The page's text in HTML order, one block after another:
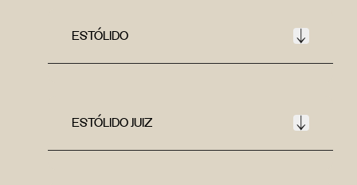
ESTÓLIDO
ESTÓLIDO JUIZ